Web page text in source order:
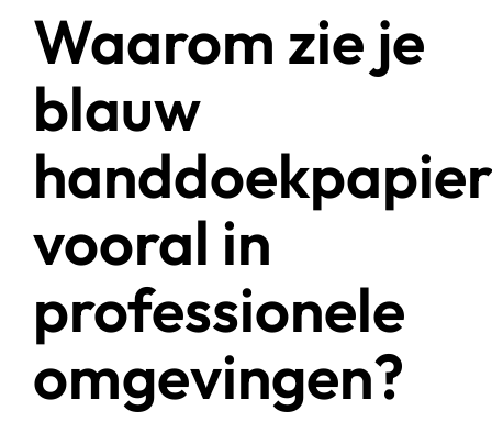
Waarom zie je
blauw
handdoekpapier
vooral in
professionele
omgevingen?